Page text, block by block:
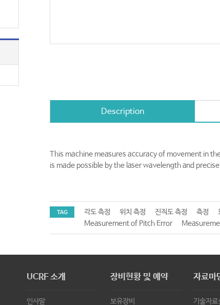
Description
This machine measures accuracy of movement in
is made possible by the laser wavelength and
TAG 각도 측정 위치 측정 진직도 측정 측정
Measurement of Pitch Error
UCRF 소개
인사말
장비현황 및 예약
보유장비
자료마
기술자료